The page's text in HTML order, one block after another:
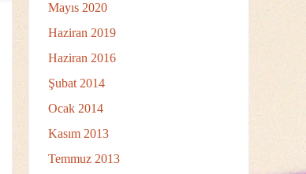
Mayıs 2020
Haziran 2019
Haziran 2016
Şubat 2014
Ocak 2014
Kasım 2013
Temmuz 2013